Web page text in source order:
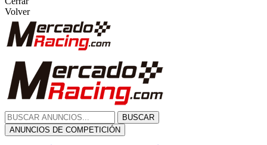
Volver
BUSCAR
ANUNCIOS DE COMPETICIÓN